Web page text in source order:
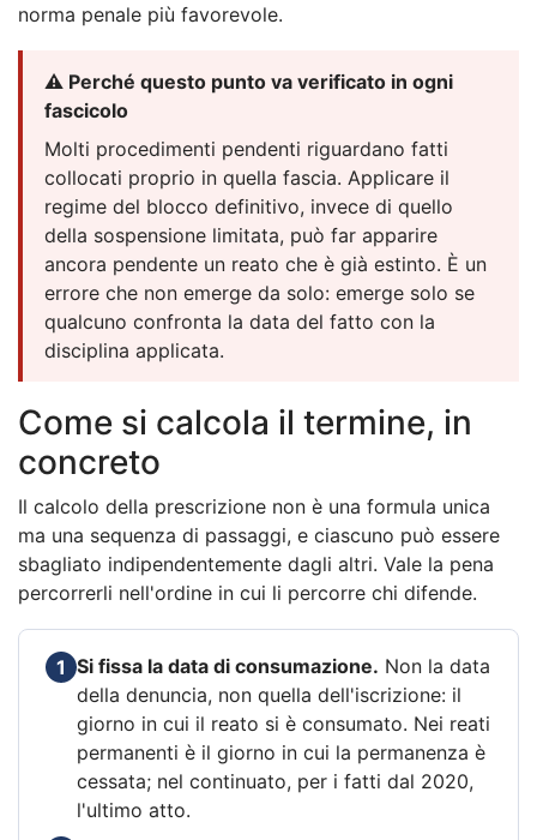
norma penale più favorevole.
⚠️ Perché questo punto va verificato in ogni
fascicolo
Molti procedimenti pendenti riguardano fatti
collocati proprio in quella fascia. Applicare il
regime del blocco definitivo, invece di quello
della sospensione limitata, può far apparire
ancora pendente un reato che è già estinto. È un
errore che non emerge da solo: emerge solo se
qualcuno confronta la data del fatto con la
disciplina applicata.
Come si calcola il termine, in
concreto
Il calcolo della prescrizione non è una formula unica
ma una sequenza di passaggi, e ciascuno può essere
sbagliato indipendentemente dagli altri. Vale la pena
percorrerli nell'ordine in cui li percorre chi difende.
1 Si fissa la data di consumazione. Non la data
della denuncia, non quella dell'iscrizione: il
giorno in cui il reato si è consumato. Nei reati
permanenti è il giorno in cui la permanenza è
cessata; nel continuato, per i fatti dal 2020,
l'ultimo atto.